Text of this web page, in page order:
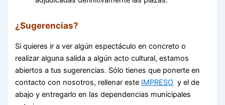
¿Sugerencias?
Si quieres ir a ver algún espectáculo en concreto o
realizar alguna salida a algún acto cultural, estamos
abiertos a tus sugerencias. Sólo tienes que ponerte en
contacto con nosotros, rellenar este IMPRESO y el de
abajo y entregarlo en las dependencias municipales